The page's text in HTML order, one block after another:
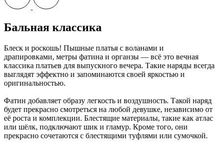
Бальная классика
Блеск и роскошь! Пышные платья с воланами и
драпировками, метры фатина и органзы — всё это вечная
классика платьев для выпускного вечера. Такие наряды всегда
выглядят эффектно и запоминаются своей яркостью и
оригинальностью.
Фатин добавляет образу легкость и воздушность. Такой наряд
будет прекрасно смотреться на любой девушке, независимо от
её роста и комплекции. Блестящие материалы, такие как атлас
или шёлк, подключают шик и гламур. Кроме того, они
прекрасно сочетаются с блестящими туфлями или сумочкой.